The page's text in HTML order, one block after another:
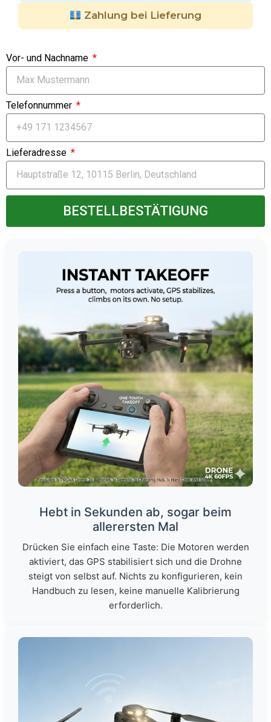
Zahlung bei Lieferung
Vor- und Nachname
Telefonnummer
Lieferadresse
BESTELLBESTÄTIGUNG
Hebt in Sekunden ab, sogar beim
allerersten Mal
Drücken Sie einfach eine Taste: Die Motoren werden
aktiviert, das GPS stabilisiert sich und die Drohne
steigt von selbst auf. Nichts zu konfigurieren, kein
Handbuch zu lesen, keine manuelle Kalibrierung
erforderlich.